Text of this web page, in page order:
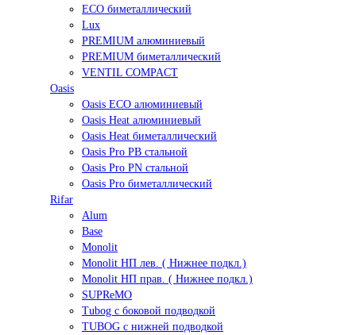
ECO биметаллический
Lux
PREMIUM алюминиевый
PREMIUM биметаллический
VENTIL COMPACT
Oasis
Oasis ECO алюминиевый
Oasis Heat алюминиевый
Oasis Heat биметаллический
Oasis Pro PB стальной
Oasis Pro PN стальной
Oasis Pro биметаллический
Rifar
Alum
Base
Monolit
Monolit НП лев. ( Нижнее подкл.)
Monolit НП прав. ( Нижнее подкл.)
SUPReMO
Tubog с боковой подводкой
TUBOG с нижней подводкой